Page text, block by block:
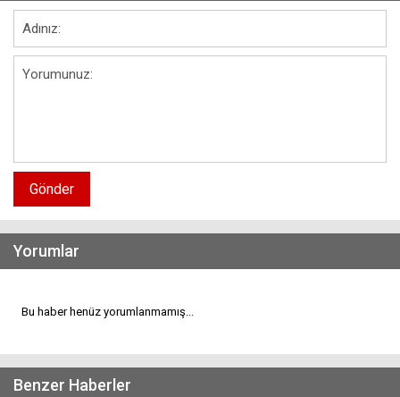
Gönder
Yorumlar
Bu haber henüz yorumlanmamış...
Benzer Haberler